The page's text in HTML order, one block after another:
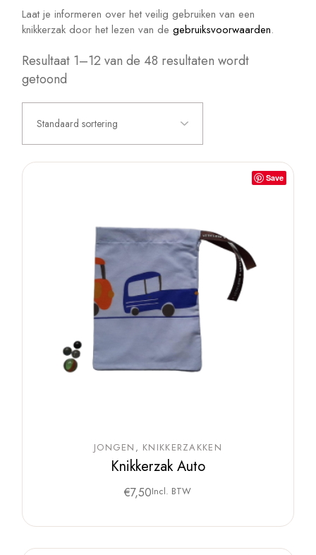
Laat je informeren over het veilig gebruiken van een
knikkerzak door het lezen van degebruiksvoorwaarden.
Resultaat 1–12 van de 48 resultaten wordt
getoond
Standaard sortering
Save
JONGEN KNIKKERZAKKEN
Knikkerzak Auto
€7,50Incl. BTW